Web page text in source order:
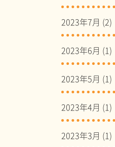
2023年7月 (2)
2023年6月 (1)
2023年5月 (1)
2023年4月 (1)
2023年3月 (1)